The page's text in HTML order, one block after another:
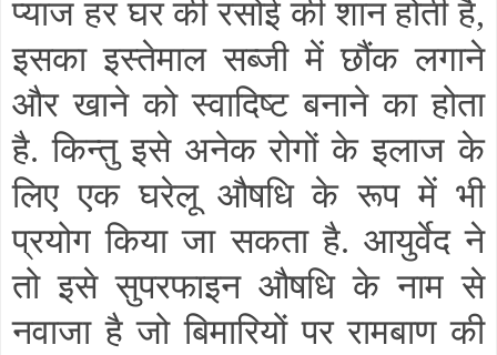
प्याज हर घर की रसोई की शान होती है,
इसका इस्तेमाल सब्जी में छौंक लगाने
और खाने को स्वादिष्ट बनाने का होता
है. किन्तु इसे अनेक रोगों के इलाज के
लिए एक घरेलू औषधि के रूप में भी
प्रयोग किया जा सकता है. आयुर्वेद ने
तो इसे सुपरफाइन औषधि के नाम से
नवाजा है जो बिमारियों पर रामबाण की